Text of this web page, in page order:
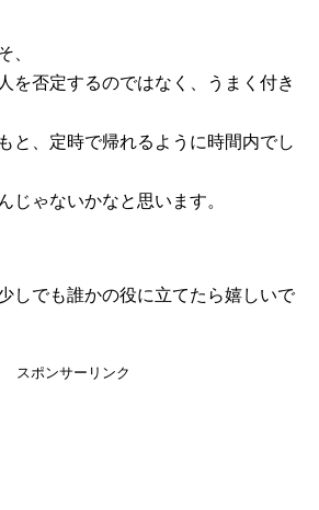
、
を否定するのではなく、うまく付き
と、定時で帰れるように時間内でし
じゃないかなと思います。
しでも誰かの役に立てたら嬉しいで
スポンサーリンク